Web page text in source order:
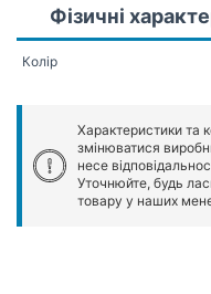
Фізичні
Колір
Характеристики та
змінюватися
несе
Уточнюйте, будь
товару у наших